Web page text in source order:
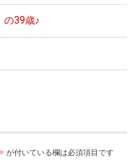
の39歳♪
※ が付いている欄は必須項目です